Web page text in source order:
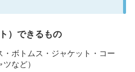
）できるもの
・ボトムス・ジャケット・コー
など）